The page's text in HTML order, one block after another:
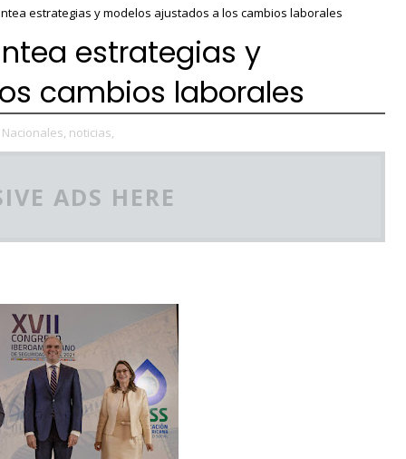
estrategias y modelos ajustados a los cambios laborales
estrategias y
cambios laborales
Nacionales, noticias,
ADS HERE